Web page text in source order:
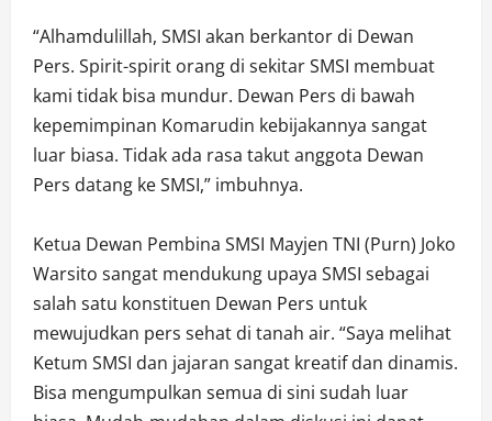
“Alhamdulillah, SMSI akan berkantor di Dewan
Pers. Spirit-spirit orang di sekitar SMSI membuat
kami tidak bisa mundur. Dewan Pers di bawah
kepemimpinan Komarudin kebijakannya sangat
luar biasa. Tidak ada rasa takut anggota Dewan
Pers datang ke SMSI,” imbuhnya.
Ketua Dewan Pembina SMSI Mayjen TNI (Purn) Joko
Warsito sangat mendukung upaya SMSI sebagai
salah satu konstituen Dewan Pers untuk
mewujudkan pers sehat di tanah air. “Saya melihat
Ketum SMSI dan jajaran sangat kreatif dan dinamis.
Bisa mengumpulkan semua di sini sudah luar